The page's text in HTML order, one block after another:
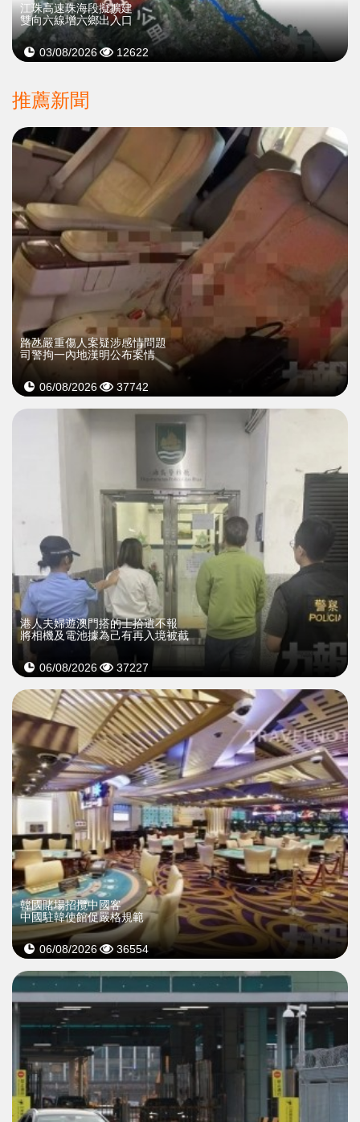
江珠高速珠海段擬擴建
雙向六線增六鄉出入口
03/08/2026 12622
推薦新聞
​路氹嚴重傷人案疑涉感情問題
司警拘一內地漢明公布案情
06/08/2026 37742
​港人夫婦遊澳門搭的士拾遺不報
將相機及電池據為己有再入境被截
06/08/2026 37227
韓國賭場招攬中國客
中國駐韓使館促嚴格規範
06/08/2026 36554